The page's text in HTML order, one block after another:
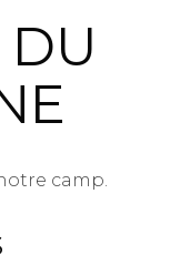
DU
camp.